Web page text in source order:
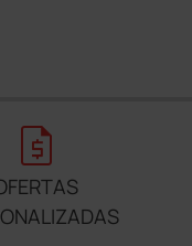
request_quote